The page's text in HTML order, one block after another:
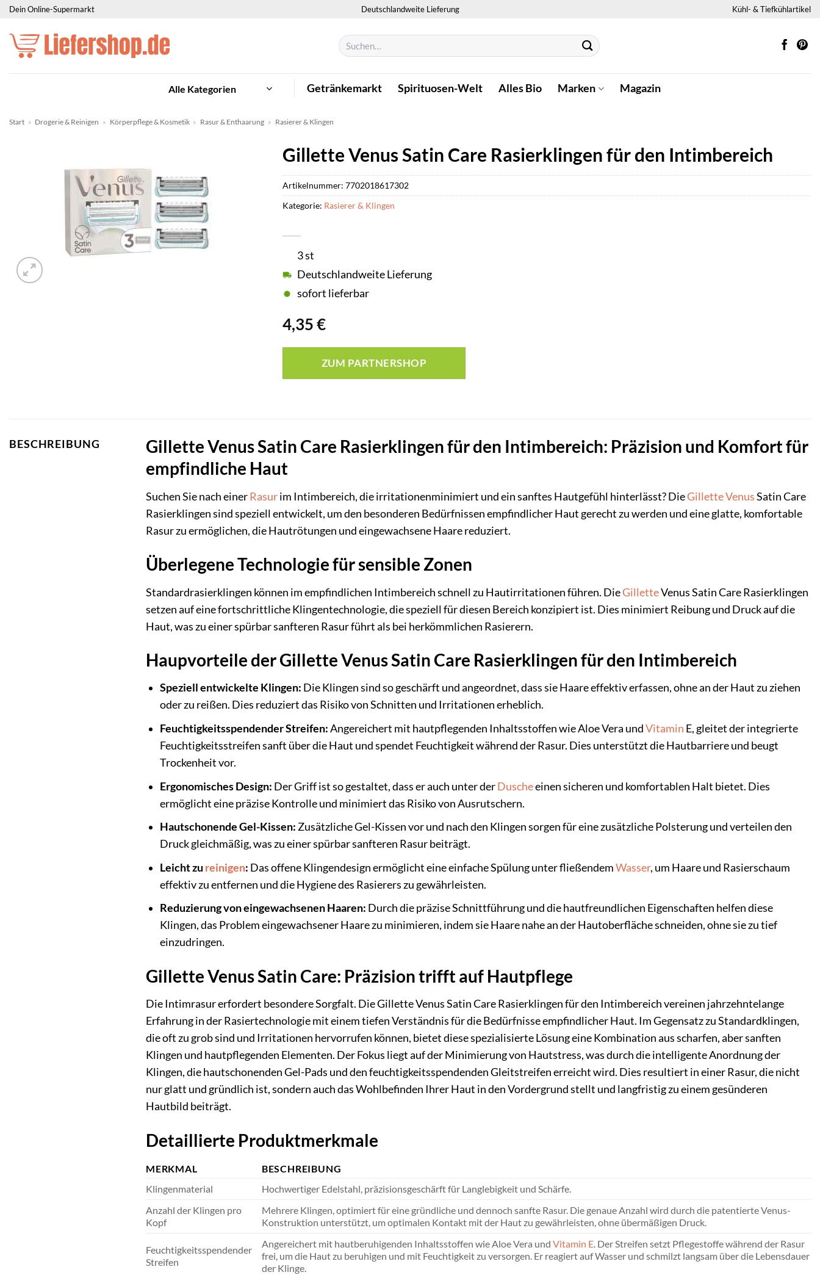
Zum
springen
Dein Online-Supermarkt Deutschlandweite Lieferung Kühl- & Tiefkühlartikel
Suchen
nach:
Alle Kategorien Getränkemarkt Spirituosen-Welt Alles Bio Marken Magazin
Start » Drogerie & Reinigen » Körperpflege & Kosmetik » Rasur & Enthaarung » Rasierer & Klingen
Gillette Venus Satin Care Rasierklingen für den Intimbereich
4,35€
3 st
Deutschlandweite Lieferung
sofort lieferbar
ZUM PARTNERSHOP
Artikelnummer: 7702018617302
Kategorie: Rasierer & Klingen
BESCHREIBUNG
Gillette Venus Satin Care Rasierklingen für den Intimbereich: Präzision und Komfort für
empfindliche Haut
Suchen Sie nach einerRasurim Intimbereich, die irritationenminimiert und ein sanftes Hautgefühl hinterlässt? DieGillette VenusSatin Care
Rasierklingen sind speziell entwickelt, um den besonderen Bedürfnissen empfindlicher Haut gerecht zu werden und eine glatte, komfortable
Rasur zu ermöglichen, die Hautrötungen und eingewachsene Haare reduziert.
Überlegene Technologie für sensible Zonen
Standardrasierklingen können im empfindlichen Intimbereich schnell zu Hautirritationen führen. DieGilletteVenus Satin Care Rasierklingen
setzen auf eine fortschrittliche Klingentechnologie, die speziell für diesen Bereich konzipiert ist. Dies minimiert Reibung und Druck auf die
Haut, was zu einer spürbar sanfteren Rasur führt als bei herkömmlichen Rasierern.
Haupvorteile der Gillette Venus Satin Care Rasierklingen für den Intimbereich
Speziell entwickelte Klingen: Die Klingen sind so geschärft und angeordnet, dass sie Haare effektiv erfassen, ohne an der Haut zu ziehen
oder zu reißen. Dies reduziert das Risiko von Schnitten und Irritationen erheblich.
Feuchtigkeitsspendender Streifen:Angereichert mit hautpflegenden Inhaltsstoffen wie Aloe Vera undVitamin E, gleitet der integrierte
Feuchtigkeitsstreifen sanft über die Haut und spendet Feuchtigkeit während der Rasur. Dies unterstützt die Hautbarriere und beugt
Trockenheit vor.
Ergonomisches Design: Der Griff ist so gestaltet, dass er auch unter derDuscheeinen sicheren und komfortablen Halt bietet. Dies
ermöglicht eine präzise Kontrolle und minimiert das Risiko von Ausrutschern.
Hautschonende Gel-Kissen: Zusätzliche Gel-Kissen vor und nach den Klingen sorgen für eine zusätzliche Polsterung und verteilen den
Druck gleichmäßig, was zu einer spürbar sanfteren Rasur beiträgt.
Leicht zu reinigen: Das offene Klingendesign ermöglicht eine einfache Spülung unter fließendemWasser, um Haare und Rasierschaum
effektiv zu entfernen und die Hygiene des Rasierers zu gewährleisten.
Reduzierung von eingewachsenen Haaren: Durch die präzise Schnittführung und die hautfreundlichen Eigenschaften helfen diese
Klingen, das Problem eingewachsener Haare zu minimieren, indem sie Haare nahe an der Hautoberfläche schneiden, ohne sie zu tief
einzudringen.
Gillette Venus Satin Care: Präzision trifft auf Hautpflege
Die Intimrasur erfordert besondere Sorgfalt. Die Gillette Venus Satin Care Rasierklingen für den Intimbereich vereinen jahrzehntelange
Erfahrung in der Rasiertechnologie mit einem tiefen Verständnis für die Bedürfnisse empfindlicher Haut. Im Gegensatz zu Standardklingen,
die oft zu grob sind und Irritationen hervorrufen können, bietet diese spezialisierte Lösung eine Kombination aus scharfen, aber sanften
Klingen und hautpflegenden Elementen. Der Fokus liegt auf der Minimierung von Hautstress, was durch die intelligente Anordnung der
Klingen, die hautschonenden Gel-Pads und den feuchtigkeitsspendenden Gleitstreifen erreicht wird. Dies resultiert in einer Rasur, die nicht
nur glatt und gründlich ist, sondern auch das Wohlbefinden Ihrer Haut in den Vordergrund stellt und langfristig zu einem gesünderen
Hautbild beiträgt.
Detaillierte Produktmerkmale
MERKMAL
BESCHREIBUNG
Klingenmaterial
Hochwertiger Edelstahl, präzisionsgeschärft für Langlebigkeit und Schärfe.
Anzahl der Klingen pro
Kopf
Mehrere Klingen, optimiert für eine gründliche und dennoch sanfte Rasur. Die genaue Anzahl wird durch die patentierte Venus-
Konstruktion unterstützt, um optimalen Kontakt mit der Haut zu gewährleisten, ohne übermäßigen Druck.
Feuchtigkeitsspendender
Streifen
Angereichert mit hautberuhigenden Inhaltsstoffen wie Aloe Vera und Vitamin E. Der Streifen setzt Pflegestoffe während der Rasur
frei, um die Haut zu beruhigen und mit Feuchtigkeit zu versorgen. Er reagiert auf Wasser und schmilzt langsam über die Lebensdauer
der Klinge.